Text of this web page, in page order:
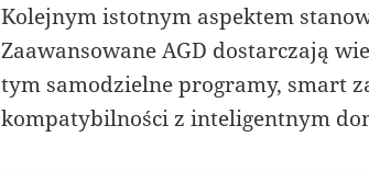
Kolejnym istotnym aspektem
Zaawansowane AGD dostarczają
tym samodzielne programy, smart
kompatybilności z inteligentnym